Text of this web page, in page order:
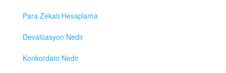
Para Zekatı Hesaplama
Devalüasyon Nedir
Konkordato Nedir